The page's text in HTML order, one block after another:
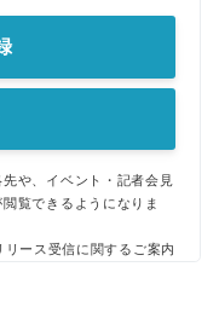
や、イベント・記者会見
覧できるようになりま
リース受信に関するご案内